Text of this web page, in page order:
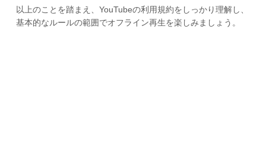
以上のことを踏まえ、YouTubeの利用規約をしっかり理解し、
基本的なルールの範囲でオフライン再生を楽しみましょう。